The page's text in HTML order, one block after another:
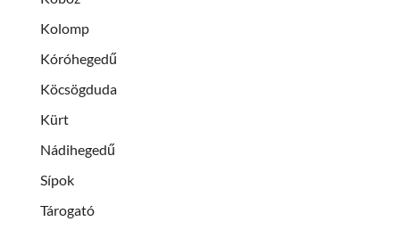
Kolomp
Kóróhegedű
Köcsögduda
Kürt
Nádihegedű
Sípok
Tárogató